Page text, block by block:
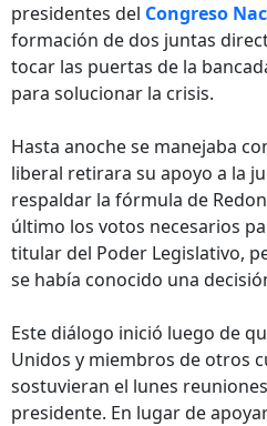
presidentes del Congreso
formación de dos juntas
tocar las puertas de la
para solucionar la crisis.
Hasta anoche se manejaba
liberal retirara su apoyo a la
respaldar la fórmula de
último los votos necesarios
titular del Poder Legislativo,
se había conocido una
Este diálogo inició luego de
Unidos y miembros de otros
sostuvieran el lunes
presidente. En lugar de